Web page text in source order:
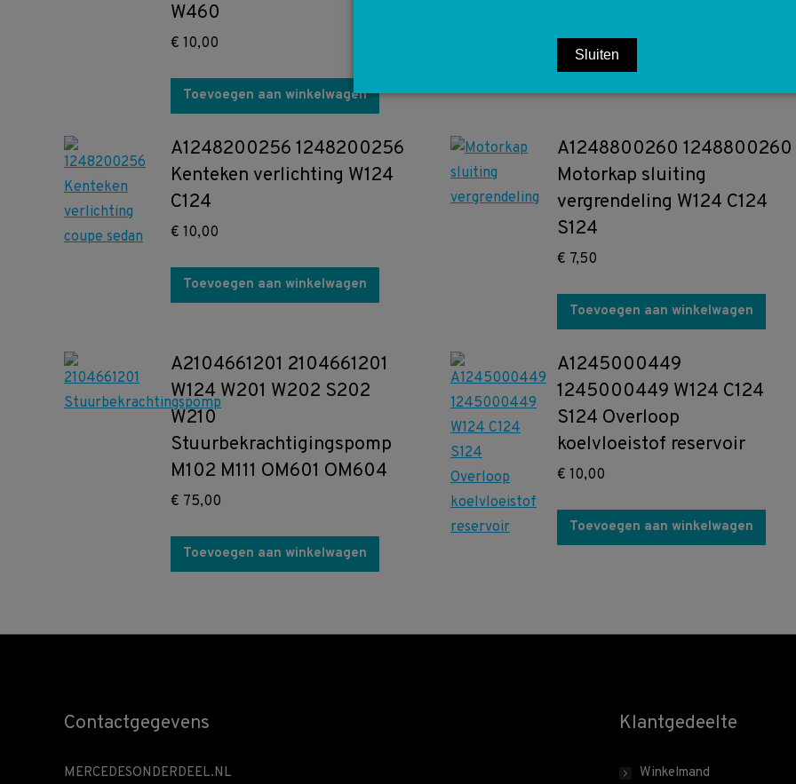
W460
€ 10,00
Toevoegen aan winkelwagen
Toevoegen aan winkelwagen
A1248200256 1248200256
Kenteken verlichting W124
C124
€ 10,00
Toevoegen aan winkelwagen
A1248800260 1248800260
Motorkap sluiting
vergrendeling W124 C124
S124
€ 7,50
Toevoegen aan winkelwagen
A2104661201 2104661201
W124 W201 W202 S202
W210
Stuurbekrachtigingspomp
M102 M111 OM601 OM604
€ 75,00
Toevoegen aan winkelwagen
A1245000449
1245000449 W124 C124
S124 Overloop
koelvloeistof reservoir
€ 10,00
Toevoegen aan winkelwagen
Contactgegevens
MERCEDESONDERDEEL.NL
Klantgedeelte
Winkelmand
Sluiten